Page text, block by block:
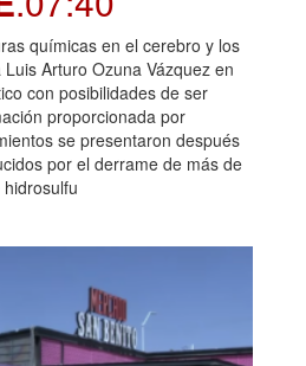
químicas en el cerebro y los
Arturo Ozuna Vázquez en
con posibilidades de ser
proporcionada por
se presentaron después
por el derrame de más de